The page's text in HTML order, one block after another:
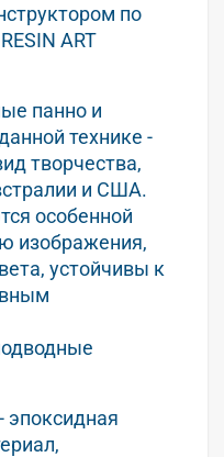
по
ART
панно и
технике -
творчества,
и США.
особенной
изображения,
устойчивы к
эпоксидная